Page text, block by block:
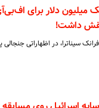
میلیون دلار برای
نقش داشت!
سیناترا، در اظهاراتی